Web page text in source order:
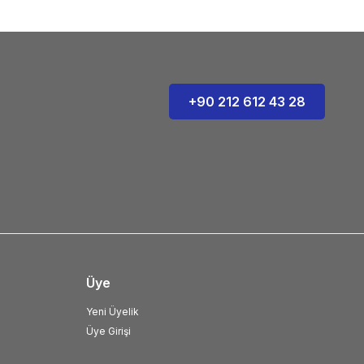
+90 212 612 43 28
Üye
Yeni Üyelik
Üye Girişi